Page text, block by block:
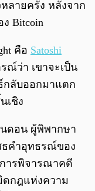
หลายครั้ง หลังจาก
Bitcoin
คือ Satoshi
ณ์ว่า เขาจะเป็น
กลับออกมาแตก
เชิง
นดอน ผู้พิพากษา
ธคำอุทธรณ์ของ
การพิจารณาคดี
ดกฎแห่งความ